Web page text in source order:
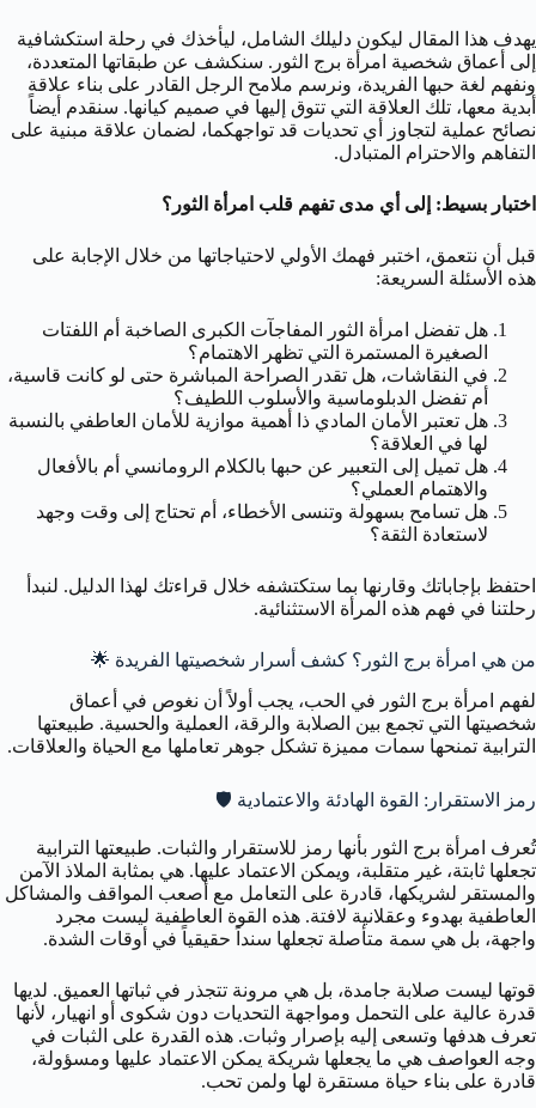
يهدف هذا المقال ليكون دليلك الشامل، ليأخذك في رحلة استكشافية
إلى أعماق شخصية امرأة برج الثور. سنكشف عن طبقاتها المتعددة،
ونفهم لغة حبها الفريدة، ونرسم ملامح الرجل القادر على بناء علاقة
أبدية معها، تلك العلاقة التي تتوق إليها في صميم كيانها. سنقدم أيضاً
نصائح عملية لتجاوز أي تحديات قد تواجهكما، لضمان علاقة مبنية على
التفاهم والاحترام المتبادل.
اختبار بسيط: إلى أي مدى تفهم قلب امرأة الثور؟
قبل أن نتعمق، اختبر فهمك الأولي لاحتياجاتها من خلال الإجابة على
هذه الأسئلة السريعة:
هل تفضل امرأة الثور المفاجآت الكبرى الصاخبة أم اللفتات
الصغيرة المستمرة التي تظهر الاهتمام؟
في النقاشات، هل تقدر الصراحة المباشرة حتى لو كانت قاسية،
أم تفضل الدبلوماسية والأسلوب اللطيف؟
هل تعتبر الأمان المادي ذا أهمية موازية للأمان العاطفي بالنسبة
لها في العلاقة؟
هل تميل إلى التعبير عن حبها بالكلام الرومانسي أم بالأفعال
والاهتمام العملي؟
هل تسامح بسهولة وتنسى الأخطاء، أم تحتاج إلى وقت وجهد
لاستعادة الثقة؟
احتفظ بإجاباتك وقارنها بما ستكتشفه خلال قراءتك لهذا الدليل. لنبدأ
رحلتنا في فهم هذه المرأة الاستثنائية.
من هي امرأة برج الثور؟ كشف أسرار شخصيتها الفريدة 🌟
لفهم امرأة برج الثور في الحب، يجب أولاً أن نغوص في أعماق
شخصيتها التي تجمع بين الصلابة والرقة، العملية والحسية. طبيعتها
الترابية تمنحها سمات مميزة تشكل جوهر تعاملها مع الحياة والعلاقات.
رمز الاستقرار: القوة الهادئة والاعتمادية 🛡️
تُعرف امرأة برج الثور بأنها رمز للاستقرار والثبات. طبيعتها الترابية
تجعلها ثابتة، غير متقلبة، ويمكن الاعتماد عليها. هي بمثابة الملاذ الآمن
والمستقر لشريكها، قادرة على التعامل مع أصعب المواقف والمشاكل
العاطفية بهدوء وعقلانية لافتة. هذه القوة العاطفية ليست مجرد
واجهة، بل هي سمة متأصلة تجعلها سنداً حقيقياً في أوقات الشدة.
قوتها ليست صلابة جامدة، بل هي مرونة تتجذر في ثباتها العميق. لديها
قدرة عالية على التحمل ومواجهة التحديات دون شكوى أو انهيار، لأنها
تعرف هدفها وتسعى إليه بإصرار وثبات. هذه القدرة على الثبات في
وجه العواصف هي ما يجعلها شريكة يمكن الاعتماد عليها ومسؤولة،
قادرة على بناء حياة مستقرة لها ولمن تحب.